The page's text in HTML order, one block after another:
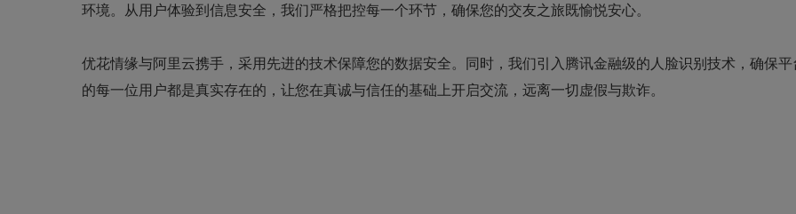
环境。从用户体验到信息安全，我们严格把控每一个环节，确保您的交友之旅既愉悦安心。
优花情缘与阿里云携手，采用先进的技术保障您的数据安全。同时，我们引入腾讯金融级的人脸识别技术，确保平
的每一位用户都是真实存在的，让您在真诚与信任的基础上开启交流，远离一切虚假与欺诈。